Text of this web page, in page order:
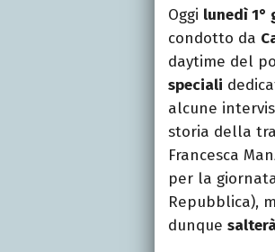
Oggi lunedì 1°
condotto da
daytime del
speciali
alcune
storia della
Francesca
per la
Repubblica),
dunque